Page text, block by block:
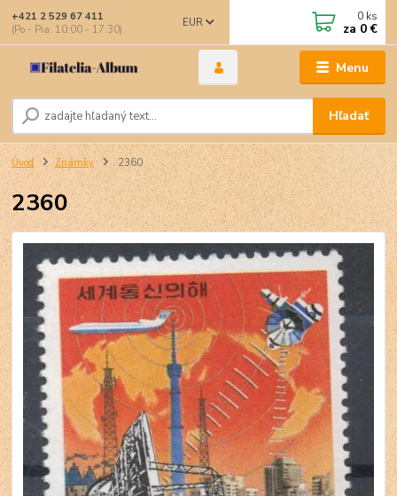
Menu
EUR
Hľadať
+421 2 529 67 411
(Po - Pia: 10:00 - 17:30)
0 ks
za 0 €
Úvod Známky 2360
2360